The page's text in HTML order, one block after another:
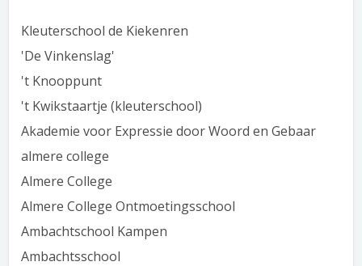
Kleuterschool de Kiekenren
'De Vinkenslag'
't Knooppunt
't Kwikstaartje (kleuterschool)
Akademie voor Expressie door Woord en Gebaar
almere college
Almere College
Almere College Ontmoetingsschool
Ambachtschool Kampen
Ambachtsschool